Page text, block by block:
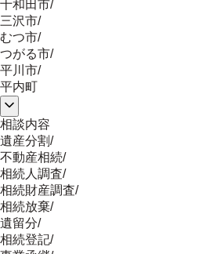
十和田市/
三沢市/
むつ市/
つがる市/
平川市/
平内町
相談内容
遺産分割/
不動産相続/
相続人調査/
相続財産調査/
相続放棄/
遺留分/
相続登記/